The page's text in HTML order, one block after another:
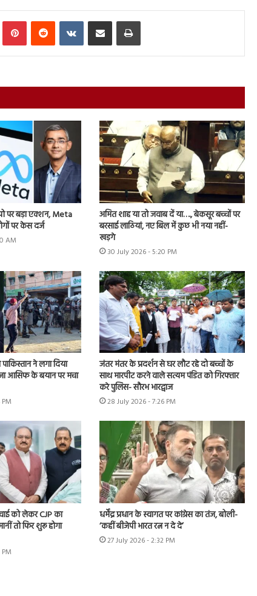
PinterestReddit VKontakteShare via Email Print
पर बड़ा एक्शन, Meta
पर केस दर्ज
AM
अमित शाह या तो जवाब दें या…., बेकसूर बच्चों पर
बरसाई लाठियां, नए बिल में कुछ भी नया नहीं-
खड़गे
30 July 2026 - 5:20 PM
ने लगा दिया
आसिफ के बयान पर मचा
जंतर मंतर के प्रदर्शन से घर लौट रहे दो बच्चों के
साथ मारपीट करने वाले सत्यम पंडित को गिरफ्तार
करे पुलिस- सौरभ भारद्वाज
28 July 2026 - 7:26 PM
को लेकर CJP का
तो फिर शुरू होगा
धर्मेंद्र प्रधान के स्वागत पर कांग्रेस का तंज, बोली-
‘कहीं बीजेपी भारत रत्न न दे दे’
27 July 2026 - 2:32 PM